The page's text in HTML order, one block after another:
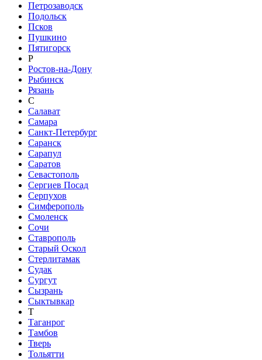
Петрозаводск
Подольск
Псков
Пушкино
Пятигорск
Р
Ростов-на-Дону
Рыбинск
Рязань
С
Салават
Самара
Санкт-Петербург
Саранск
Сарапул
Саратов
Севастополь
Сергиев Посад
Серпухов
Симферополь
Смоленск
Сочи
Ставрополь
Старый Оскол
Стерлитамак
Судак
Сургут
Сызрань
Сыктывкар
Т
Таганрог
Тамбов
Тверь
Тольятти